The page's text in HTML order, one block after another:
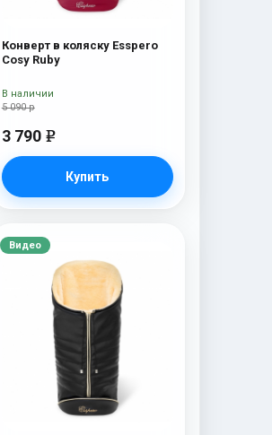
Конверт в коляску Esspero
Cosy Ruby
5 090 р
3 790 e
Купить
В наличии
Видео